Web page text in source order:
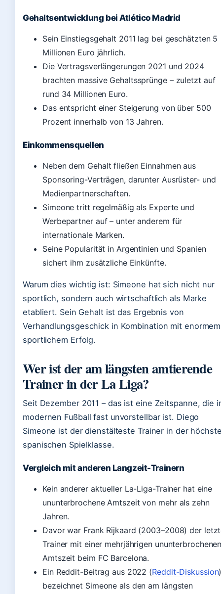
Gehaltsentwicklung bei Atlético Madrid
Sein Einstiegsgehalt 2011 lag bei geschätzten 5
Millionen Euro jährlich.
Die Vertragsverlängerungen 2021 und 2024
brachten massive Gehaltssprünge – zuletzt auf
rund 34 Millionen Euro.
Das entspricht einer Steigerung von über 500
Prozent innerhalb von 13 Jahren.
Einkommensquellen
Neben dem Gehalt fließen Einnahmen aus
Sponsoring-Verträgen, darunter Ausrüster- und
Medienpartnerschaften.
Simeone tritt regelmäßig als Experte und
Werbepartner auf – unter anderem für
internationale Marken.
Seine Popularität in Argentinien und Spanien
sichert ihm zusätzliche Einkünfte.
Warum dies wichtig ist: Simeone hat sich nicht nur
sportlich, sondern auch wirtschaftlich als Marke
etabliert. Sein Gehalt ist das Ergebnis von
Verhandlungsgeschick in Kombination mit enormem
sportlichem Erfolg.
Wer ist der am längsten amtierende
Trainer in der La Liga?
Seit Dezember 2011 – das ist eine Zeitspanne, die
modernen Fußball fast unvorstellbar ist. Diego
Simeone ist der dienstälteste Trainer in der
spanischen Spielklasse.
Vergleich mit anderen Langzeit-Trainern
Kein anderer aktueller La-Liga-Trainer hat eine
ununterbrochene Amtszeit von mehr als zehn
Jahren.
Davor war Frank Rijkaard (2003–2008) der
Trainer mit einer mehrjährigen
Amtszeit beim FC Barcelona.
Ein Reddit-Beitrag aus 2022 (Reddit-Diskussion
bezeichnet Simeone als den am längsten